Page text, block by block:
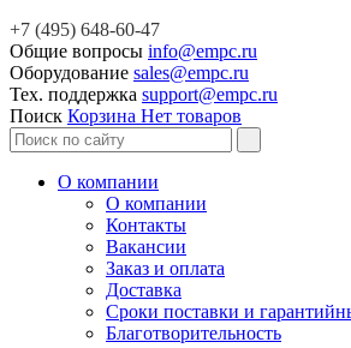
+7 (495) 648-60-47
Общие вопросы info@empc.ru
Оборудование sales@empc.ru
Тех. поддержка support@empc.ru
Поиск Корзина Нет товаров
О компании
О компании
Контакты
Вакансии
Заказ и оплата
Доставка
Сроки поставки и
Благотворительность